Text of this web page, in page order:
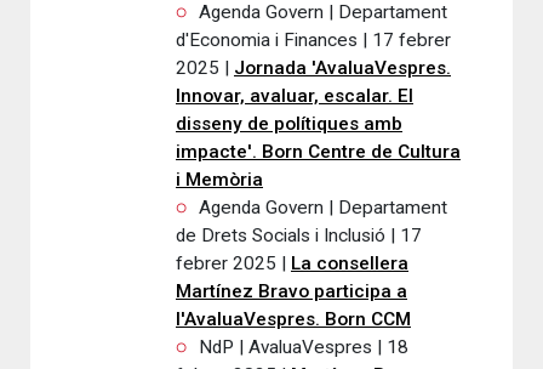
Agenda Govern | Departament
d'Economia i Finances | 17 febrer
2025 | Jornada 'AvaluaVespres.
Innovar, avaluar, escalar. El
disseny de polítiques amb
impacte'. Born Centre de Cultura
i Memòria
Agenda Govern | Departament
de Drets Socials i Inclusió | 17
febrer 2025 | La consellera
Martínez Bravo participa a
l'AvaluaVespres. Born CCM
NdP | AvaluaVespres | 18